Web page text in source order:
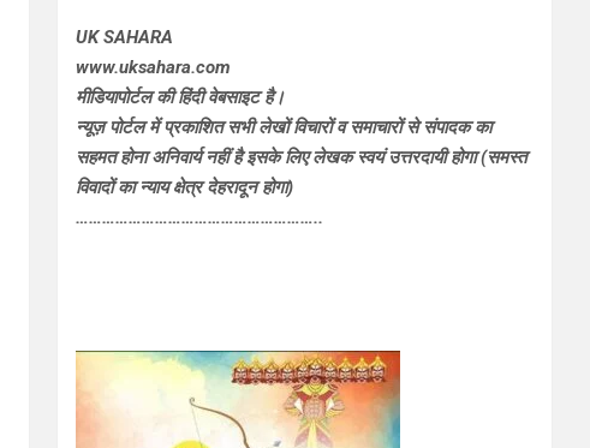
UK SAHARA
www.uksahara.com
मीडियापोर्टल की हिंदी वेबसाइट है।
न्यूज़ पोर्टल में प्रकाशित सभी लेखों विचारों व समाचारों से संपादक का
सहमत होना अनिवार्य नहीं है इसके लिए लेखक स्वयं उत्तरदायी होगा (समस्त
विवादों का न्याय क्षेत्र देहरादून होगा)
………………………………………………..